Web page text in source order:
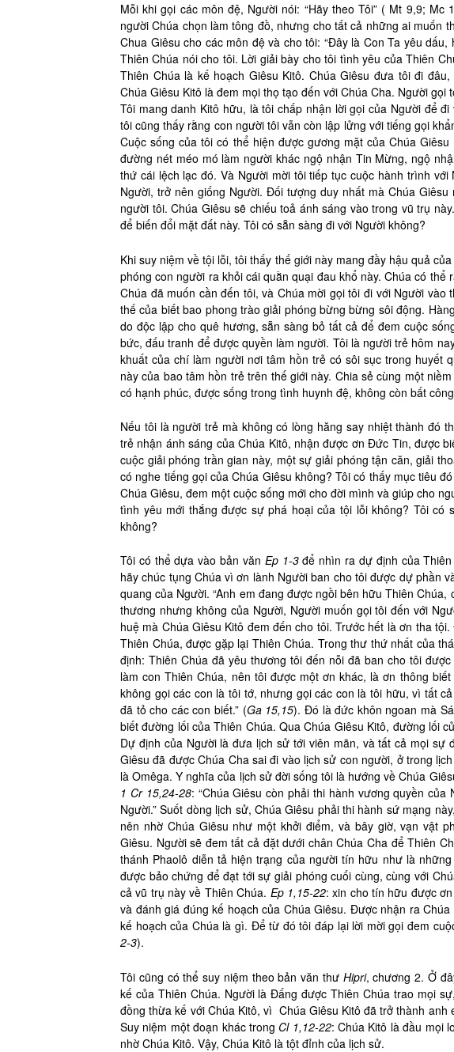
Mỗi khi gọi các môn đệ, Người nói: “Hãy theo Tôi” ( Mt 9,9;
người Chúa chọn làm tông đồ, nhưng cho tất cả những ai muốn
Chua Giêsu cho các môn đệ và cho tôi: “Đây là Con Ta yêu
Thiên Chúa nói cho tôi. Lời giải bày cho tôi tình yêu của Thiên
Thiên Chúa là kế hoạch Giêsu Kitô. Chúa Giêsu đưa tôi đi
Chúa Giêsu Kitô là đem mọi thọ tạo đến với Chúa Cha. Người
Tôi mang danh Kitô hữu, là tôi chấp nhận lời gọi của Người để
tôi cũng thấy rằng con người tôi vẫn còn lập lửng với tiếng gọi
Cuộc sống của tôi có thể hiện được gương mặt của Chúa
đường nét méo mó làm người khác ngộ nhận Tin Mừng, ngộ
thứ cái lệch lạc đó. Và Người mời tôi tiếp tục cuộc hành trình
Người, trở nên giống Người. Đối tượng duy nhất mà Chúa
người tôi. Chúa Giêsu sẽ chiếu toả ánh sáng vào trong vũ trụ
để biến đổi mặt đất này. Tôi có sẵn sàng đi với Người không?
Khi suy niệm về tội lỗi, tôi thấy thế giới này mang đầy hậu quả
phóng con người ra khỏi cái quằn quại đau khổ này. Chúa có
Chúa đã muốn cần đến tôi, và Chúa mời gọi tôi đi với Người
thế của biết bao phong trào giải phóng bừng bừng sôi động.
do độc lập cho quê hương, sẵn sàng bỏ tất cả để đem cuộc
bức, đấu tranh để được quyền làm người. Tôi là người trẻ hôm
khuất của chí làm người nơi tâm hồn trẻ có sôi sục trong huyết
này của bao tâm hồn trẻ trên thế giới này. Chia sẻ cùng một
có hạnh phúc, được sống trong tình huynh đệ, không còn bất
Nếu tôi là người trẻ mà không có lòng hăng say nhiệt thành đó
trẻ nhận ánh sáng của Chúa Kitô, nhận được ơn Đức Tin, được
cuộc giải phóng trần gian này, một sự giải phóng tận căn, giải
có nghe tiếng gọi của Chúa Giêsu không? Tôi có thấy mục tiêu
Chúa Giêsu, đem một cuộc sống mới cho đời mình và giúp cho
tình yêu mới thắng được sự phá hoại của tội lỗi không? Tôi có
không?
Tôi có thể dựa vào bản văn Ep 1-3để nhìn ra dự định của
hãy chúc tụng Chúa vì ơn lành Người ban cho tôi được dự phần
quang của Người. “Anh em đang được ngồi bên hữu Thiên Chúa,
thương nhưng không của Người, Người muốn gọi tôi đến với
huệ mà Chúa Giêsu Kitô đem đến cho tôi. Trước hết là ơn tha
Thiên Chúa, được gặp lại Thiên Chúa. Trong thư thứ nhất của
định: Thiên Chúa đã yêu thương tôi đến nỗi đã ban cho tôi
làm con Thiên Chúa, nên tôi được một ơn khác, là ơn thông
không gọi các con là tôi tớ, nhưng gọi các con là tôi hữu, vì tất
đã tỏ cho các con biết.” (Ga 15,15). Đó là đức khôn ngoan mà
biết đường lối của Thiên Chúa. Qua Chúa Giêsu Kitô, đường lối
Dự định của Người là đưa lịch sử tới viên mãn, và tất cả mọi sự
Giêsu đã được Chúa Cha sai đi vào lịch sử con người, ở trong
là Omêga. Y nghĩa của lịch sử đời sống tôi là hướng về Chúa
1 Cr 15,24-28: “Chúa Giêsu còn phải thi hành vương quyền
Người.” Suốt dòng lịch sử, Chúa Giêsu phải thi hành sứ mạng
nên nhờ Chúa Giêsu như một khởi điểm, và bây giờ, vạn vật
Giêsu. Người sẽ đem tất cả đặt dưới chân Chúa Cha để Thiên
thánh Phaolô diễn tả hiện trạng của người tín hữu như là
được bảo chứng để đạt tới sự giải phóng cuối cùng, cùng với
cả vũ trụ này về Thiên Chúa. Ep 1,15-22: xin cho tín hữu được
và đánh giá đúng kế hoạch của Chúa Giêsu. Được nhận ra
kế hoạch của Chúa là gì. Để từ đó tôi đáp lại lời mời gọi đem
2-3).
Tôi cũng có thể suy niệm theo bản văn thư Hipri, chương 2. Ở
kế của Thiên Chúa. Người là Đấng được Thiên Chúa trao mọi
đồng thừa kế với Chúa Kitô, vì Chúa Giêsu Kitô đã trở thành
Suy niệm một đoạn khác trong Cl 1,12-22: Chúa Kitô là đầu mọi
nhờ Chúa Kitô. Vậy, Chúa Kitô là tột đỉnh của lịch sử.